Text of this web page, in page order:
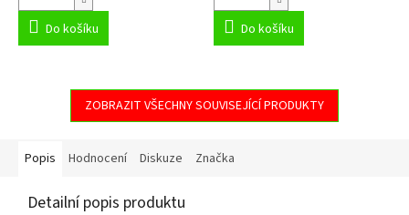
z
hvězdiček.
Do košíku
z
hvězdiček.
Do košíku
ZOBRAZIT VŠECHNY SOUVISEJÍCÍ PRODUKTY
Popis Hodnocení Diskuze Značka
Detailní popis produktu